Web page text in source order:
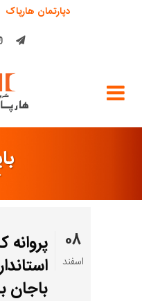
دپارتمان هارپاک
۰۸
اسفند
پروانه
باجان